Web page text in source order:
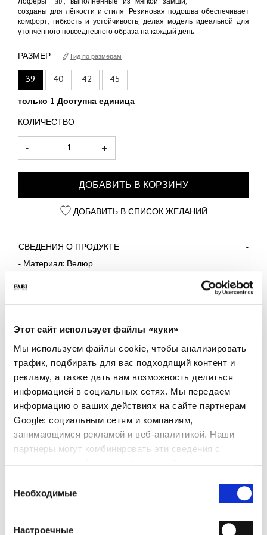
Этот сайт использует файлы «куки»
Мы используем файлы cookie, чтобы анализировать
трафик, подбирать для вас подходящий контент и
рекламу, а также дать вам возможность делиться
информацией в социальных сетях. Мы передаем
информацию о ваших действиях на сайте партнерам
Google: социальным сетям и компаниям,
занимающимся рекламой и веб-аналитикой. Наши
партнеры могут комбинировать эти сведения с
вами их сервисов.
согласия
Необходимые
Настроечные
созданы для лёгкости и стиля. Резиновая подошва обеспечивает
комфорт, гибкость и устойчивость, делая модель идеальной для
утончённого повседневного образа на каждый день.
РАЗМЕР Гид по размерам
39 40 42
45
только 1 Доступна единица
КОЛИЧЕСТВО
+
-
ДОБАВИТЬ В КОРЗИНУ
ДОБАВИТЬ В СПИСОК ЖЕЛАНИЙ
СВЕДЕНИЯ О ПРОДУКТЕ
- Материал: Велюр
- Цвет: Рыжевато-коричневый
ПОЧЕМУ ОН ОСОБЕННЫЙ?
ПРЕМИАЛЬНЫЕ
МАТЕРИАЛЫ
СДЕЛАНО В ИТАЛИИ ЛЕГКИЕ И УДОБНЫЕ